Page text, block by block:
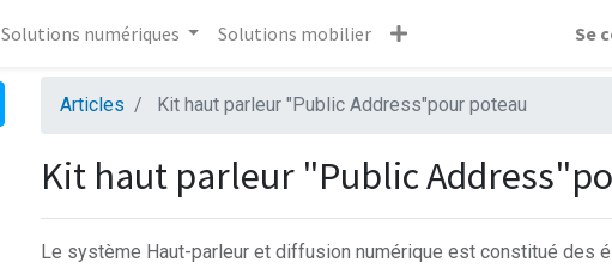
Solutions numériques Solutions mobilier Se
Articles Kit haut parleur "Public Address"pour poteau
Kit haut parleur "Public
Le système Haut-parleur et diffusion numérique est constitué des